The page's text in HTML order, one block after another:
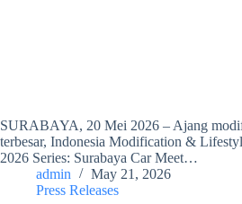
SURABAYA, 20 Mei 2026 – Ajang
terbesar, Indonesia Modification &
2026 Series: Surabaya Car Meet…
admin
May 21, 2026
Press Releases